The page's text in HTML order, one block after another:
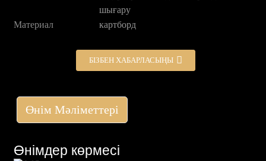
шығару
Материал
картборд
БІЗБЕН ХАБАРЛАСЫҢЫ
Өнім Мәліметтері
Өнімдер көрмесі